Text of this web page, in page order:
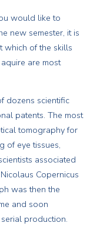
would like to
new semester, it is
of the skills
are most
dozens scientific
patents. The most
tomography for
of eye tissues,
associated
Copernicus
was then the
and soon
production.